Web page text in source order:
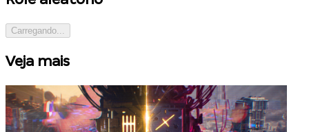
Carregando...
Veja mais